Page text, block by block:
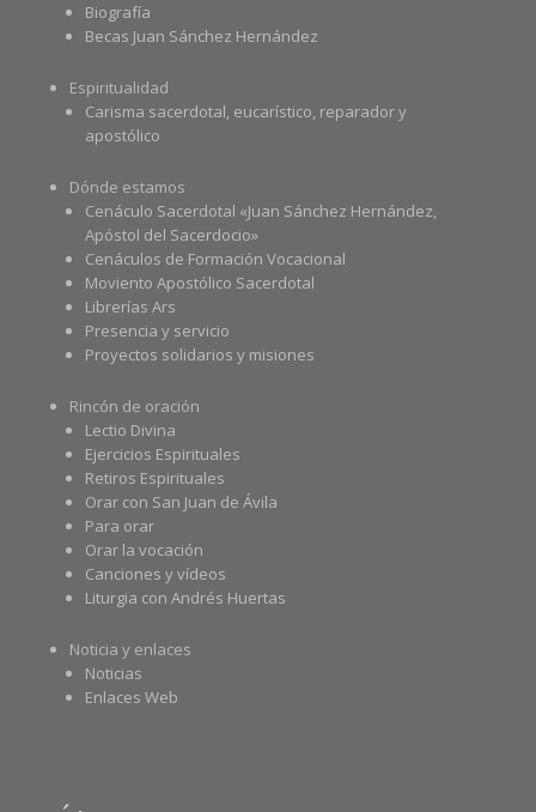
Biografía
Becas Juan Sánchez Hernández
Espiritualidad
Carisma sacerdotal, eucarístico, reparador y
apostólico
Dónde estamos
Cenáculo Sacerdotal «Juan Sánchez Hernández,
Apóstol del Sacerdocio»
Cenáculos de Formación Vocacional
Moviento Apostólico Sacerdotal
Librerías Ars
Presencia y servicio
Proyectos solidarios y misiones
Rincón de oración
Lectio Divina
Ejercicios Espirituales
Retiros Espirituales
Orar con San Juan de Ávila
Para orar
Orar la vocación
Canciones y vídeos
Liturgia con Andrés Huertas
Noticia y enlaces
Noticias
Enlaces Web